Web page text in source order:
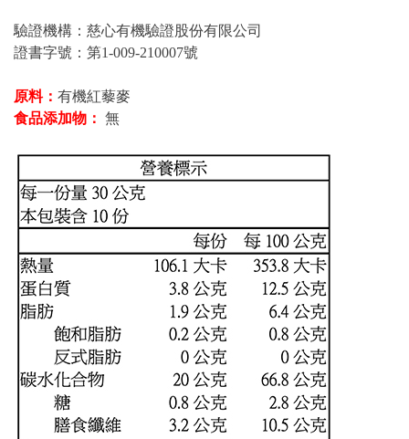
驗證機構：慈心有機驗證股份有限公司
證書字號：第1-009-210007號
原料： 有機紅藜麥
食品添加物： 無